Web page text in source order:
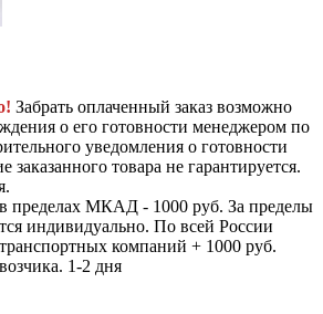
Забрать оплаченный заказ возможно
о его готовности менеджером по
уведомления о готовности
заказанного товара не гарантируется.
пределах МКАД - 1000 руб. За пределы
индивидуально. По всей России
компаний + 1000 руб.
1-2 дня